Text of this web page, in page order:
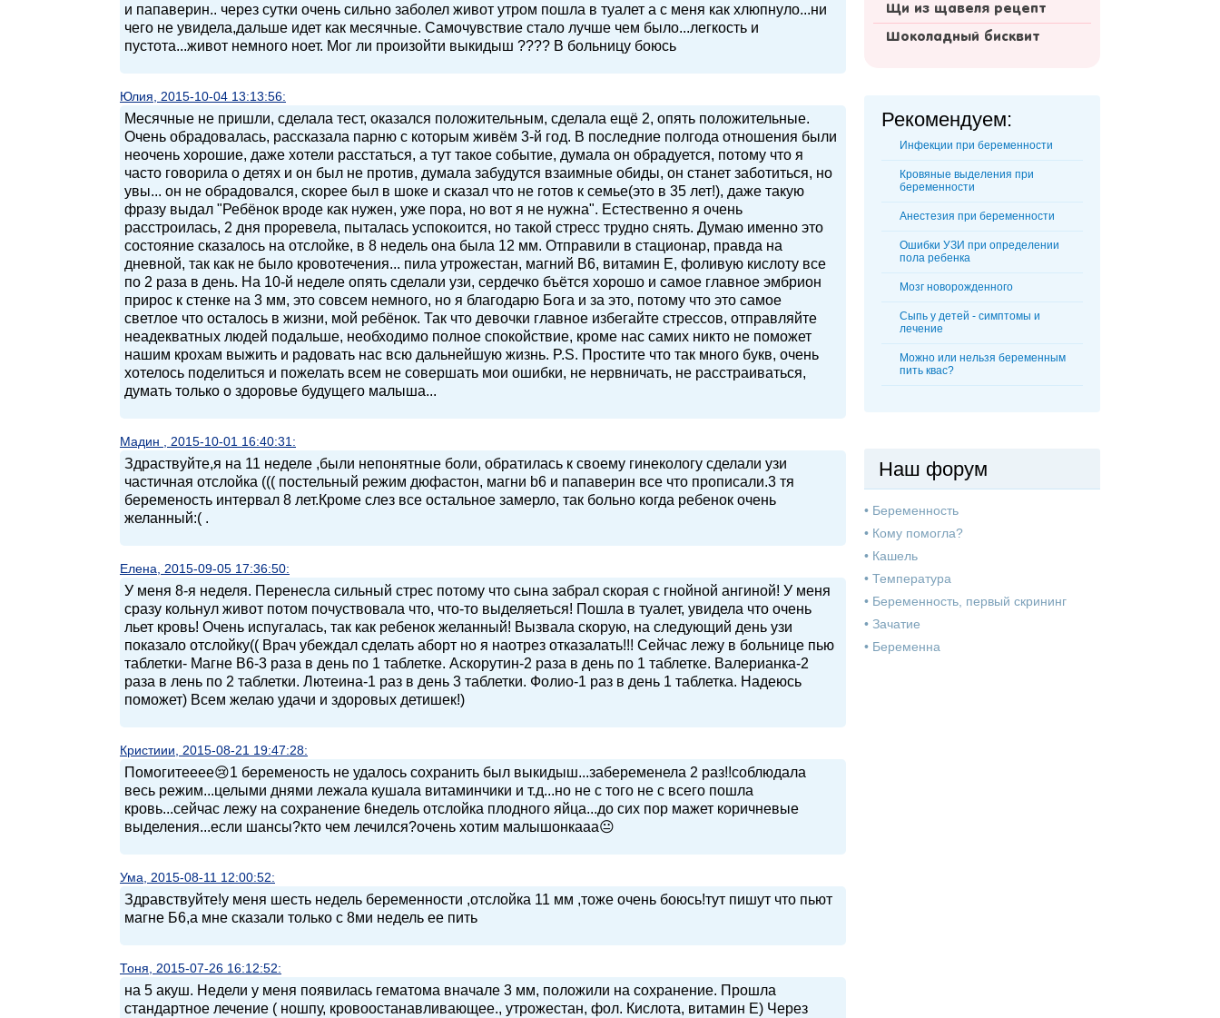
и папаверин.. через сутки очень сильно заболел живот утром пошла в туалет а с меня как хлюпнуло...ни
чего не увидела,дальше идет как месячные. Самочувствие стало лучше чем было...легкость и
пустота...живот немного ноет. Мог ли произойти выкидыш ???? В больницу боюсь
Юлия, 2015-10-04 13:13:56:
Месячные не пришли, сделала тест, оказался положительным, сделала ещё 2, опять положительные.
Очень обрадовалась, рассказала парню с которым живём 3-й год. В последние полгода отношения были
неочень хорошие, даже хотели расстаться, а тут такое событие, думала он обрадуется, потому что я
часто говорила о детях и он был не против, думала забудутся взаимные обиды, он станет заботиться, но
увы... он не обрадовался, скорее был в шоке и сказал что не готов к семье(это в 35 лет!), даже такую
фразу выдал "Ребёнок вроде как нужен, уже пора, но вот я не нужна". Естественно я очень
расстроилась, 2 дня проревела, пыталась успокоится, но такой стресс трудно снять. Думаю именно это
состояние сказалось на отслойке, в 8 недель она была 12 мм. Отправили в стационар, правда на
дневной, так как не было кровотечения... пила утрожестан, магний В6, витамин Е, фоливую кислоту все
по 2 раза в день. На 10-й неделе опять сделали узи, сердечко бъётся хорошо и самое главное эмбрион
прирос к стенке на 3 мм, это совсем немного, но я благодарю Бога и за это, потому что это самое
светлое что осталось в жизни, мой ребёнок. Так что девочки главное избегайте стрессов, отправляйте
неадекватных людей подальше, необходимо полное спокойствие, кроме нас самих никто не поможет
нашим крохам выжить и радовать нас всю дальнейшую жизнь. P.S. Простите что так много букв, очень
хотелось поделиться и пожелать всем не совершать мои ошибки, не нервничать, не расстраиваться,
думать только о здоровье будущего малыша...
Мадин , 2015-10-01 16:40:31:
Здраствуйте,я на 11 неделе ,были непонятные боли, обратилась к своему гинекологу сделали узи
частичная отслойка ((( постельный режим дюфастон, магни b6 и папаверин все что прописали.3 тя
беременость интервал 8 лет.Кроме слез все остальное замерло, так больно когда ребенок очень
желанный:( .
Елена, 2015-09-05 17:36:50:
У меня 8-я неделя. Перенесла сильный стрес потому что сына забрал скорая с гнойной ангиной! У меня
сразу кольнул живот потом почуствовала что, что-то выделяеться! Пошла в туалет, увидела что очень
льет кровь! Очень испугалась, так как ребенок желанный! Вызвала скорую, на следующий день узи
показало отслойку(( Врач убеждал сделать аборт но я наотрез отказалать!!! Сейчас лежу в больнице пью
таблетки- Магне В6-3 раза в день по 1 таблетке. Аскорутин-2 раза в день по 1 таблетке. Валерианка-2
раза в лень по 2 таблетки. Лютеина-1 раз в день 3 таблетки. Фолио-1 раз в день 1 таблетка. Надеюсь
поможет) Всем желаю удачи и здоровых детишек!)
Кристиии, 2015-08-21 19:47:28:
Помогитееее😢1 беременость не удалось сохранить был выкидыш...забеременела 2 раз!!соблюдала
весь режим...целыми днями лежала кушала витаминчики и т.д...но не с того не с всего пошла
кровь...сейчас лежу на сохранение 6недель отслойка плодного яйца...до сих пор мажет коричневые
выделения...если шансы?кто чем лечился?очень хотим малышонкааа😐
Ума, 2015-08-11 12:00:52:
Здравствуйте!у меня шесть недель беременности ,отслойка 11 мм ,тоже очень боюсь!тут пишут что пьют
магне Б6,а мне сказали только с 8ми недель ее пить
Тоня, 2015-07-26 16:12:52:
на 5 акуш. Недели у меня появилась гематома вначале 3 мм, положили на сохранение. Прошла
стандартное лечение ( ношпу, кровоостанавливающее., утрожестан, фол. Кислота, витамин Е) Через
Щи из щавеля рецепт
Шоколадный бисквит
Рекомендуем:
Инфекции при беременности
Кровяные выделения при
беременности
Анестезия при беременности
Ошибки УЗИ при определении
пола ребенка
Мозг новорожденного
Сыпь у детей - симптомы и
лечение
Можно или нельзя беременным
пить квас?
Наш форум
• Беременность
• Кому помогла?
• Кашель
• Температура
• Беременность, первый скрининг
• Зачатие
• Беременна